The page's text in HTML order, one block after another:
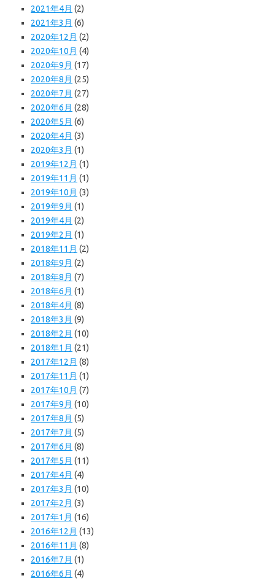
2021年4月 (2)
2021年3月 (6)
2020年12月 (2)
2020年10月 (4)
2020年9月 (17)
2020年8月 (25)
2020年7月 (27)
2020年6月 (28)
2020年5月 (6)
2020年4月 (3)
2020年3月 (1)
2019年12月 (1)
2019年11月 (1)
2019年10月 (3)
2019年9月 (1)
2019年4月 (2)
2019年2月 (1)
2018年11月 (2)
2018年9月 (2)
2018年8月 (7)
2018年6月 (1)
2018年4月 (8)
2018年3月 (9)
2018年2月 (10)
2018年1月 (21)
2017年12月 (8)
2017年11月 (1)
2017年10月 (7)
2017年9月 (10)
2017年8月 (5)
2017年7月 (5)
2017年6月 (8)
2017年5月 (11)
2017年4月 (4)
2017年3月 (10)
2017年2月 (3)
2017年1月 (16)
2016年12月 (13)
2016年11月 (8)
2016年7月 (1)
2016年6月 (4)